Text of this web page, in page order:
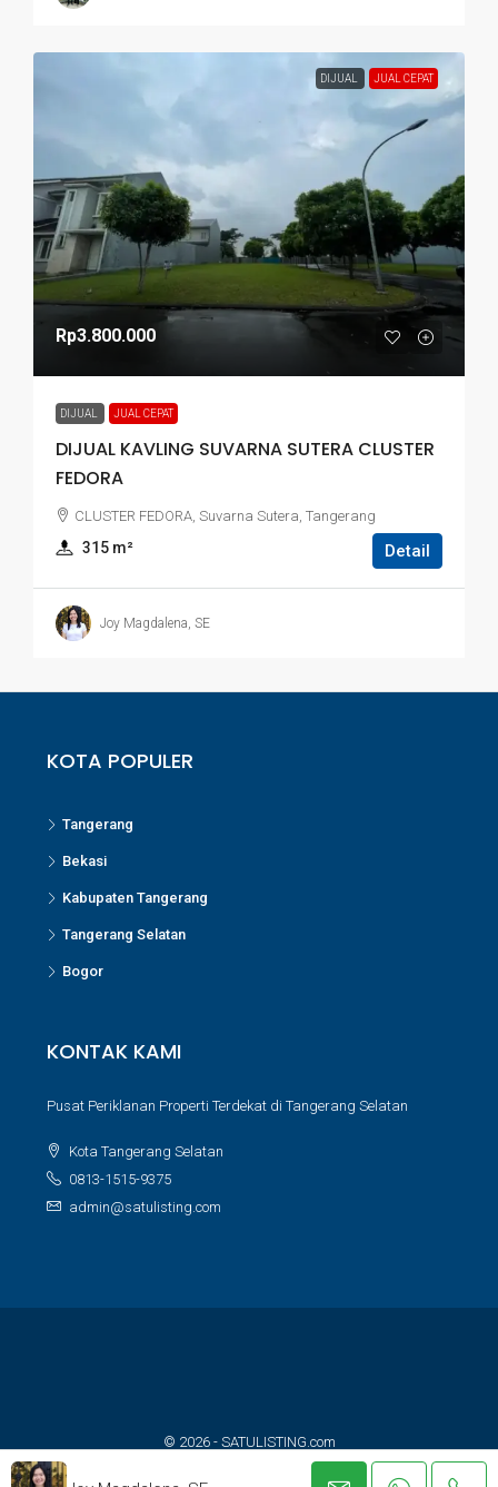
DIJUAL JUAL CEPAT
Rp3.800.000
DIJUAL JUAL CEPAT
DIJUAL KAVLING SUVARNA SUTERA CLUSTER
FEDORA
CLUSTER FEDORA, Suvarna Sutera, Tangerang
315 m² Detail
Joy Magdalena, SE
KOTA POPULER
Tangerang
Bekasi
Kabupaten Tangerang
Tangerang Selatan
Bogor
KONTAK KAMI
Pusat Periklanan Properti Terdekat di Tangerang Selatan
Kota Tangerang Selatan
0813-1515-9375
admin@satulisting.com
© 2026 - SATULISTING.com
Built with ❤️ for property lovers